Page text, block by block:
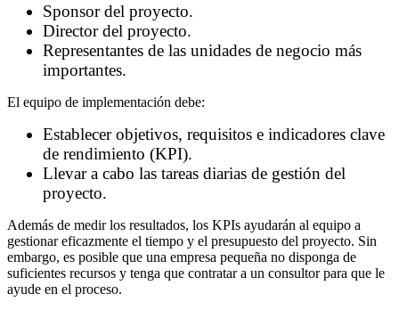
Sponsor del proyecto.
Director del proyecto.
Representantes de las unidades de negocio más
importantes.
El equipo de implementación debe:
Establecer objetivos, requisitos e indicadores clave
de rendimiento (KPI).
Llevar a cabo las tareas diarias de gestión del
proyecto.
Además de medir los resultados, los KPIs ayudarán al equipo a
gestionar eficazmente el tiempo y el presupuesto del proyecto. Sin
embargo, es posible que una empresa pequeña no disponga de
suficientes recursos y tenga que contratar a un consultor para que le
ayude en el proceso.